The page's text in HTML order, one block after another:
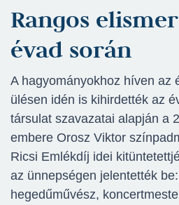
Rangos
évad során
A hagyományokhoz híven az
ülésen idén is kihirdették az
társulat szavazatai alapján a
embere Orosz Viktor
Ricsi Emlékdíj idei
az ünnepségen jelentették
hegedűművész,